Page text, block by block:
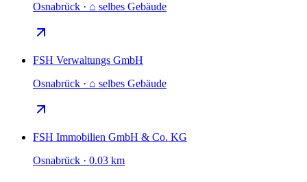
Osnabrück · ⌂ selbes Gebäude
FSH Verwaltungs GmbH
Osnabrück · ⌂ selbes Gebäude
FSH Immobilien GmbH & Co. KG
Osnabrück · 0.03 km